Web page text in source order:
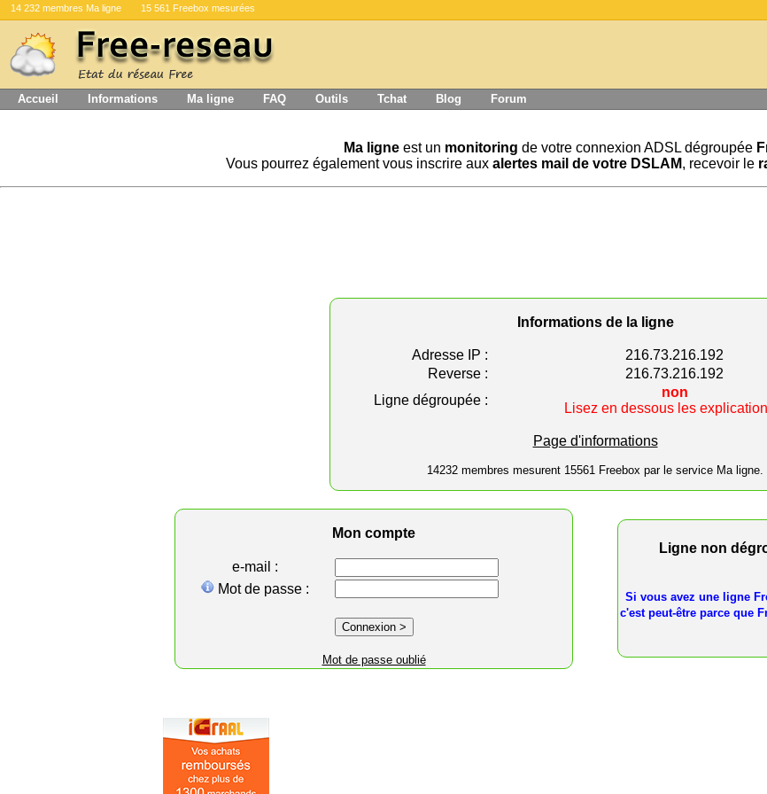
14 232 membres Ma ligne 15 561 Freebox mesurées
Accueil Informations Ma ligne FAQ Outils Tchat Blog Forum
Ma ligne est un monitoring de votre connexion ADSL dégroupée
Vous pourrez également vous inscrire aux alertes mail de votre DSLAM, recevoir le
Informations de la ligne
Adresse IP :
216.73.216.192
Reverse :
216.73.216.192
Ligne dégroupée :
non
Lisez en dessous les
Page d'informations
14232 membres mesurent 15561 Freebox par le service Ma ligne.
Mon compte
e-mail :
Mot de passe :
Mot de passe oublié
Ligne non
Si vous avez une ligne
c'est peut-être parce que